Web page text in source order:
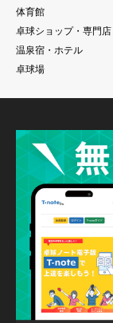
体育館
卓球ショップ・専門店
温泉宿・ホテル
卓球場